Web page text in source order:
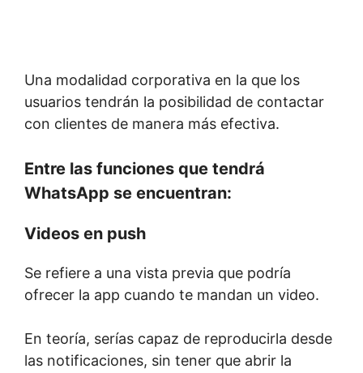
Una modalidad corporativa en la que los
usuarios tendrán la posibilidad de contactar
con clientes de manera más efectiva.
Entre las funciones que tendrá
WhatsApp se encuentran:
Videos en push
Se refiere a una vista previa que podría
ofrecer la app cuando te mandan un video.
En teoría, serías capaz de reproducirla desde
las notificaciones, sin tener que abrir la